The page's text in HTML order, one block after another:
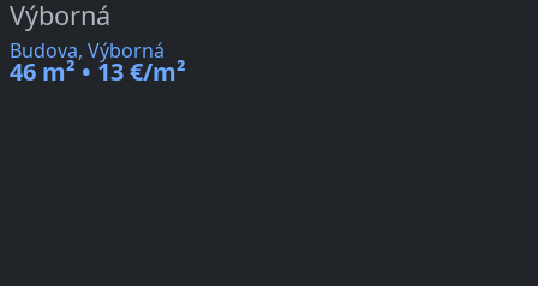
Výborná
Budova, Výborná
46 m² • 13 €/m²